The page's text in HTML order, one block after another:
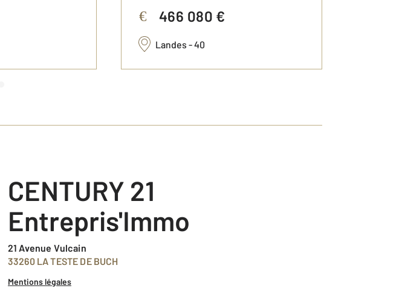
€ 466 080 €
Landes - 40
CENTURY 21
Entrepris'Immo
21 Avenue Vulcain
33260 LA TESTE DE BUCH
Mentions légales